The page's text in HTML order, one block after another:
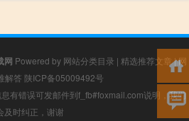
网 Powered by 网站分类目录 | 精选推荐文章|网
解答 陕ICP备05009492号
有错误可发邮件到f_fb#foxmail.com说明，我们
及时纠正，谢谢